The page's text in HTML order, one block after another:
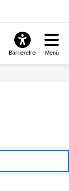
Barrierefrei Menü